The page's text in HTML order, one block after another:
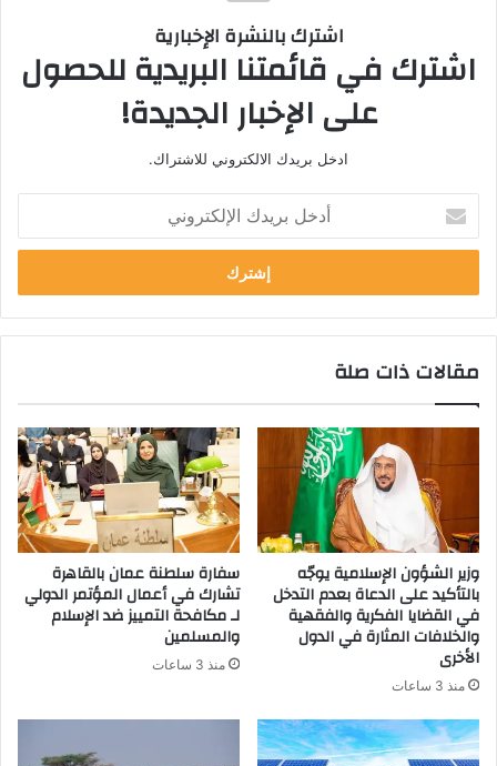
اشترك بالنشرة الإخبارية
اشترك في قائمتنا البريدية للحصول
على الإخبار الجديدة!
ادخل بريدك الالكتروني للاشتراك.
بريدك
الإلكتروني
مقالات ذات صلة
وزير الشؤون الإسلامية يوجّه
بالتأكيد على الدعاة بعدم التدخل
في القضايا الفكرية والفقهية
والخلافات المثارة في الدول
الأخرى
منذ 3 ساعات
سفارة سلطنة عمان بالقاهرة
تشارك في أعمال المؤتمر الدولي
لـ مكافحة التمييز ضد الإسلام
والمسلمين
منذ 3 ساعات